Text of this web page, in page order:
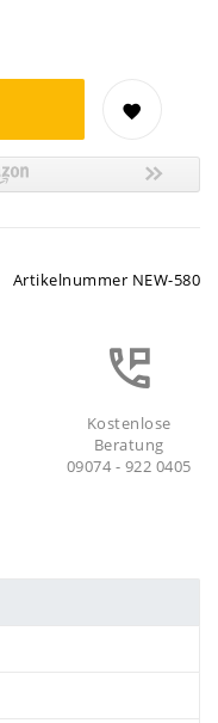
Artikelnummer NEW-580
Kostenlose
Beratung
09074 - 922 0405